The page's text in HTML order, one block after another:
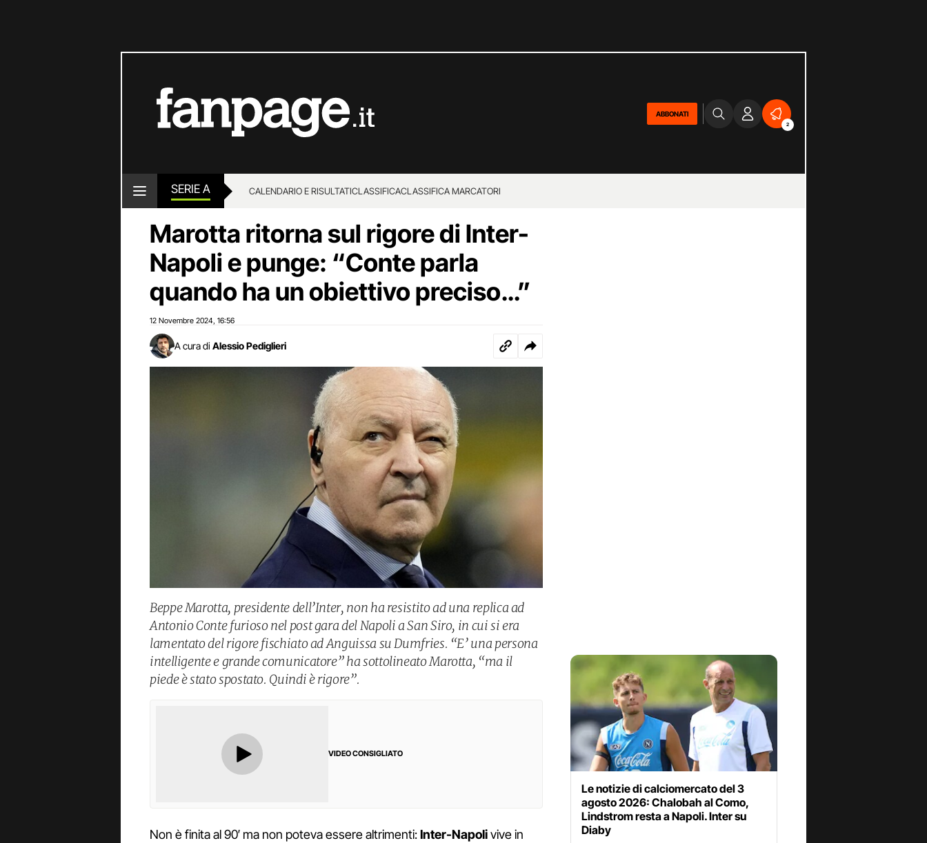
ABBONATI
2
SERIE A CALENDARIO E RISULTATICLASSIFICACLASSIFICA MARCATORI
Marotta ritorna sul rigore di Inter-
Napoli e punge: “Conte parla
quando ha un obiettivo preciso…”
12 Novembre 2024 16:56
A cura di Alessio Pediglieri
Beppe Marotta, presidente dell’Inter, non ha resistito ad una replica ad
Antonio Conte furioso nel post gara del Napoli a San Siro, in cui si era
lamentato del rigore fischiato ad Anguissa su Dumfries. “E’ una persona
intelligente e grande comunicatore” ha sottolineato Marotta, “ma il
piede è stato spostato. Quindi è rigore”.
VIDEO CONSIGLIATO
Non è finita al 90′ ma non poteva essere altrimenti:Inter-Napolivive in
Le notizie di calciomercato del 3
agosto 2026: Chalobah al Como,
Lindstrom resta a Napoli. Inter su
Diaby